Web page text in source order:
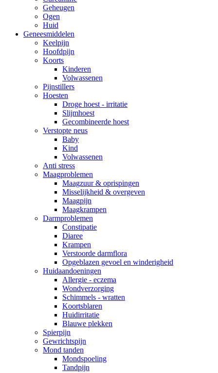
Geheugen
Ogen
Huid
Geneesmiddelen
Keelpijn
Hoofdpijn
Koorts
Kinderen
Volwassenen
Pijnstillers
Hoesten
Droge hoest - irritatie
Slijmhoest
Gecombineerde hoest
Verstopte neus
Baby
Kind
Volwassenen
Anti stress
Maagproblemen
Maagzuur & oprispingen
Misselijkheid & overgeven
Maagpijn
Maagkrampen
Darmproblemen
Constipatie
Diaree
Krampen
Verstoorde darmflora
Opgeblazen gevoel en winderigheid
Huidaandoeningen
Allergie - eczema
Wondverzorging
Schimmels - wratten
Koortsblaren
Huidirritatie
Blauwe plekken
Spierpijn
Gewrichtspijn
Mond tanden
Mondspoeling
Tandpijn